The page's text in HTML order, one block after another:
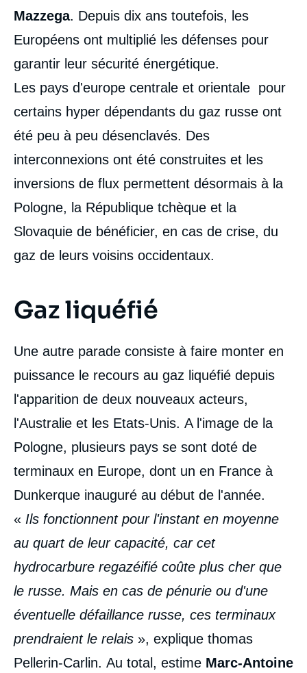
Mazzega. Depuis dix ans toutefois, les
Européens ont multiplié les défenses pour
garantir leur sécurité énergétique.
Les pays d'europe centrale et orientale pour
certains hyper dépendants du gaz russe ont
été peu à peu désenclavés. Des
interconnexions ont été construites et les
inversions de flux permettent désormais à la
Pologne, la République tchèque et la
Slovaquie de bénéficier, en cas de crise, du
gaz de leurs voisins occidentaux.
Gaz liquéfié
Une autre parade consiste à faire monter en
puissance le recours au gaz liquéfié depuis
l'apparition de deux nouveaux acteurs,
l'Australie et les Etats-Unis. A l'image de la
Pologne, plusieurs pays se sont doté de
terminaux en Europe, dont un en France à
Dunkerque inauguré au début de l'année.
« Ils fonctionnent pour l'instant en moyenne
au quart de leur capacité, car cet
hydrocarbure regazéifié coûte plus cher que
le russe. Mais en cas de pénurie ou d'une
éventuelle défaillance russe, ces terminaux
prendraient le relais », explique thomas
Pellerin-Carlin. Au total, estime Marc-Antoine